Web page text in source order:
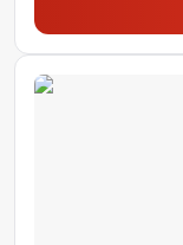
ห้องอาบน้ำฝักบัวรถเ
เตียงเสริมยาวพิเศษ
อินเทอร์เน็ต LAN
ก